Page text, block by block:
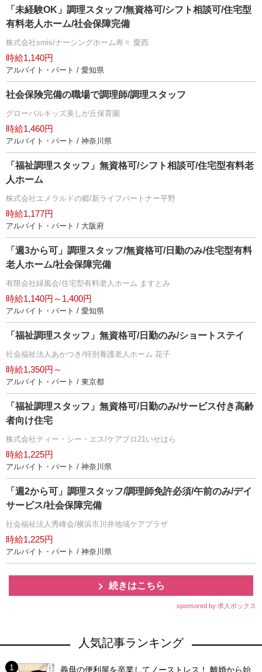
「未経験OK」調理スタッフ/無資格可/シフト相談可/住宅型
有料老人ホーム/社会保障完備
株式会社smis/ナーシングホーム寿々 愛西
時給1,140円
アルバイト・パート / 愛知県
社会保険完備の職場で調理師/調理スタッフ
グローバルキッズ美しが丘保育園
時給1,460円
アルバイト・パート / 神奈川県
「福祉調理スタッフ」無資格可/シフト相談可/住宅型有料老
人ホーム
株式会社エメラルドの郷/新ライフパートナー平野
時給1,177円
アルバイト・パート / 大阪府
「週3から可」調理スタッフ/無資格可/日勤のみ/住宅型有料
老人ホーム/社会保障完備
有限会社緑風会/住宅型有料老人ホーム ますとみ
時給1,140円～1,400円
アルバイト・パート / 愛知県
「福祉調理スタッフ」無資格可/日勤のみ/ショートステイ
社会福祉法人あかつき/特別養護老人ホーム 花子
時給1,350円～
アルバイト・パート / 東京都
「福祉調理スタッフ」無資格可/日勤のみ/サービス付き高齢
者向け住宅
株式会社ティー・シー・エス/ケアプロ21いせはら
時給1,225円
アルバイト・パート / 神奈川県
「週2から可」調理スタッフ/調理師免許必須/午前のみ/デイ
サービス/社会保障完備
社会福祉法人秀峰会/横浜市川井地域ケアプラザ
時給1,225円
アルバイト・パート / 神奈川県
続きはこちら
sponsored by 求人ボックス
人気記事ランキング
義母の便利屋を卒業してノーストレス！ 離婚から始